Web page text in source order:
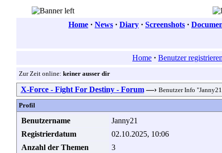
Home · News · Diary · Screenshots ·
Home · Benutzer
Zur Zeit online: keiner ausser dir
X-Force - Fight For Destiny - Forum —› Benutzer Info
Profil
Benutzername
Janny21
Registrierdatum
02.10.2025, 10:06
Anzahl der Themen
3